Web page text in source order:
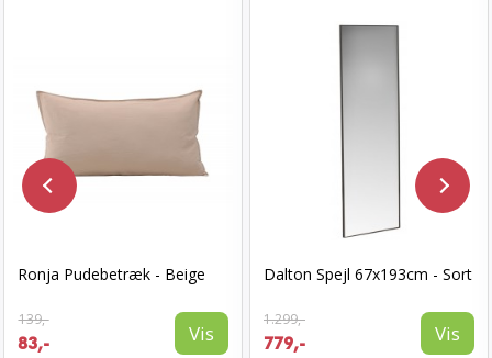
Ronja Pudebetræk - Beige
139,-
83,- Vis
Dalton Spejl 67x193cm - Sort
1.299,-
779,- Vis